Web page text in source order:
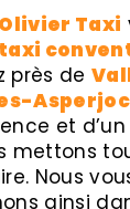
Olivier Taxi
taxi
près de
Asperjoc
et
mettons
Nous
ainsi